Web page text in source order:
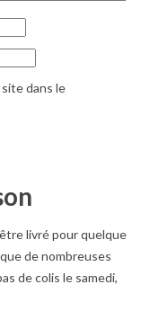
dans le
livré pour quelque
de nombreuses
de colis le samedi,